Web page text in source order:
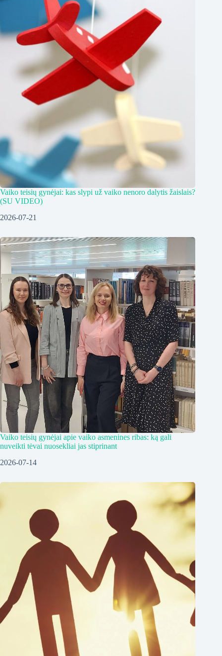
Vaiko teisių gynėjai: kas slypi už vaiko nenoro dalytis žaislais?
(SU VIDEO)
2026-07-21
Vaiko teisių gynėjai apie vaiko asmenines ribas: ką gali
nuveikti tėvai nuosekliai jas stiprinant
2026-07-14